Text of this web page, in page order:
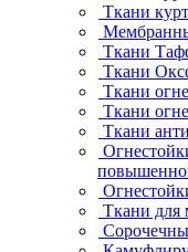
Ткани
Ткани
Ткани
Ткани
Ткани
Ткани
Ткани для